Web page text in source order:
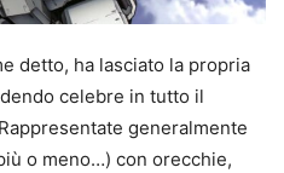
detto, ha lasciato la propria
celebre in tutto il
generalmente
o meno…) con orecchie,